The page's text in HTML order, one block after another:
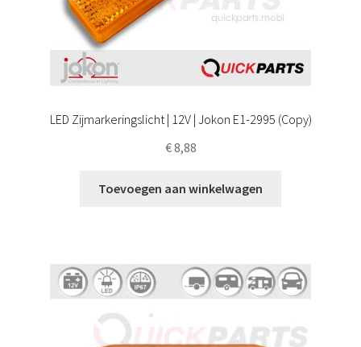
LED Zijmarkeringslicht | 12V | Jokon E1-2995 (Copy)
€8,88
Toevoegen aan winkelwagen